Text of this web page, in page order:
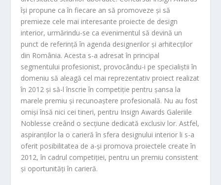
își propune ca în fiecare an să promoveze și să
premieze cele mai interesante proiecte de design
interior, urmărindu-se ca evenimentul să devină un
punct de referință în agenda designerilor și arhitecților
din România. Acesta s-a adresat în principal
segmentului profesionist, provocându-i pe specialiștii în
domeniu să aleagă cel mai reprezentativ proiect realizat
în 2012 și să-l înscrie în competiție pentru șansa la
marele premiu și recunoaștere profesională. Nu au fost
omiși însă nici cei tineri, pentru Insign Awards Galeriile
Noblesse creând o secțiune dedicată exclusiv lor. Astfel,
aspiranților la o carieră în sfera designului interior li s-a
oferit posibilitatea de a-și promova proiectele create în
2012, în cadrul competiției, pentru un premiu consistent
și oportunități în carieră.